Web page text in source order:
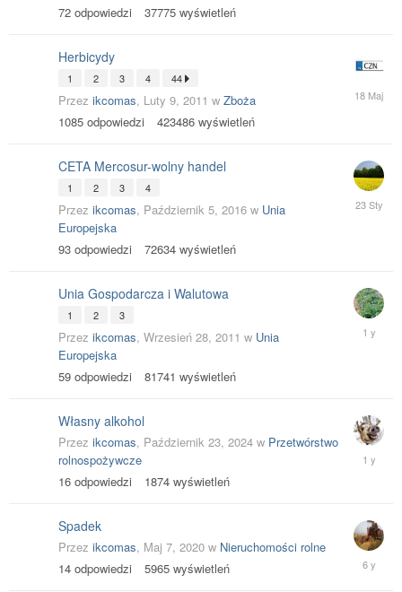
72 odpowiedzi 37775 wyświetleń
Herbicydy
1 2 3 4 44
Przez ikcomas, Luty 9, 2011 w Zboża
1085 odpowiedzi 423486 wyświetleń
18
Maj
CETA Mercosur-wolny handel
1 2 3 4
Przez ikcomas, Październik 5, 2016 w Unia
Europejska
93 odpowiedzi 72634 wyświetleń
23
Styczeń
Unia Gospodarcza i Walutowa
1 2 3
Przez ikcomas, Wrzesień 28, 2011 w Unia
Europejska
59 odpowiedzi 81741 wyświetleń
Czerwiec
25,
Własny alkohol
Przez ikcomas, Październik 23, 2024 w Przetwórstwo
rolnospożywcze
16 odpowiedzi 1874 wyświetleń
31,
Spadek
Przez ikcomas, Maj 7, 2020 w Nieruchomości rolne
14 odpowiedzi 5965 wyświetleń
Maj